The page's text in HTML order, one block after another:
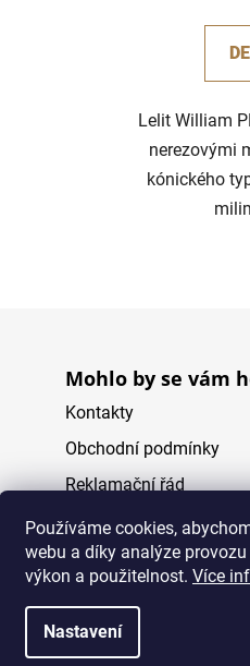
Používáme cookies,
webu a díky analýze
výkon a použitelnost. Více
Nastavení
Lelit William
nerezovými
kónického
Mohlo by se vám
Kontakty
Obchodní podmínky
Reklamační řád
GDPR (Ochrana
. Všechna práva vyhrazena.